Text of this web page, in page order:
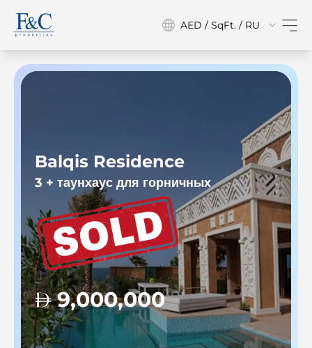
AED / SqFt. / RU
Balqis Residence
3 + таунхаус для горничных
9,000,000